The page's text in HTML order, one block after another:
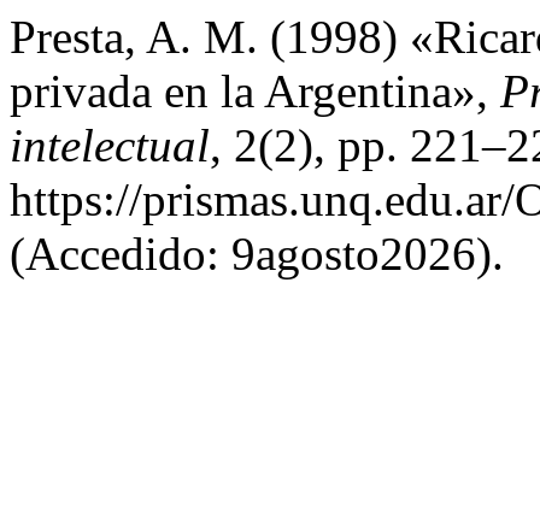
Presta, A. M. (1998)
privada en la Argentina»,
intelectual, 2(2), pp.
https://prismas.unq.edu.ar/
(Accedido: 9agosto2026).